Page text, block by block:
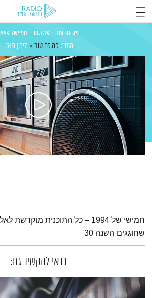
פה זה טוב – 18.7.24 – ספיישל 1994
מתוך: פה זה טוב לירון תאני
תמצית הפודקאסטחמישי של 1994 – כל התוכנית
שחוגגים השנה 30
כדאי להקשיב גם: